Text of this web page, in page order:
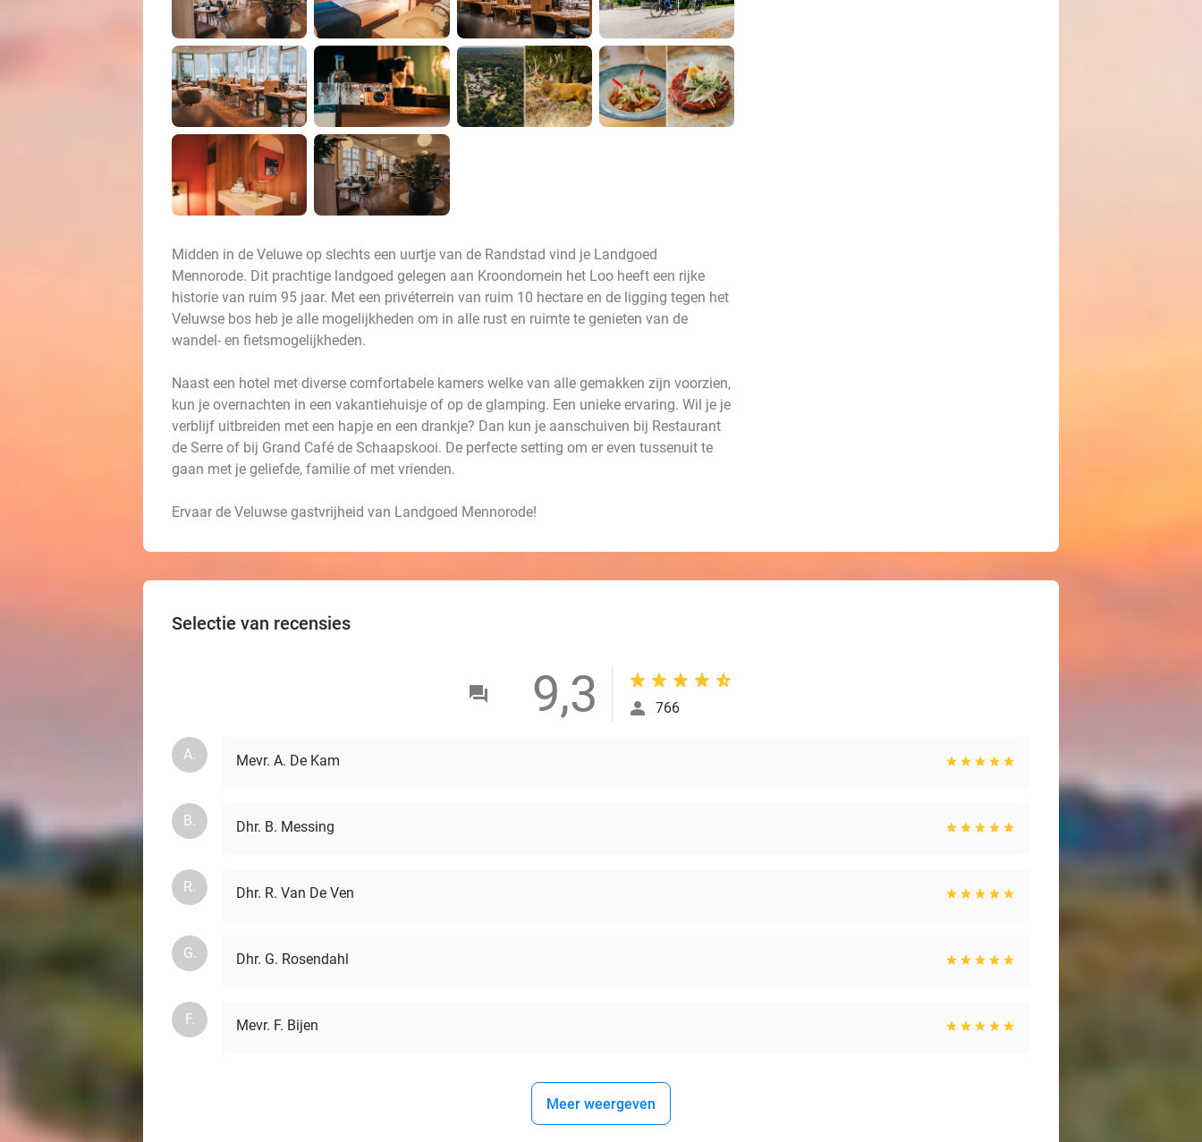
Midden in de Veluwe op slechts een uurtje van de Randstad vind je Landgoed
Mennorode. Dit prachtige landgoed gelegen aan Kroondomein het Loo heeft een rijke
historie van ruim 95 jaar. Met een privéterrein van ruim 10 hectare en de ligging tegen het
Veluwse bos heb je alle mogelijkheden om in alle rust en ruimte te genieten van de
wandel- en fietsmogelijkheden.
Naast een hotel met diverse comfortabele kamers welke van alle gemakken zijn voorzien,
kun je overnachten in een vakantiehuisje of op de glamping. Een unieke ervaring. Wil je je
verblijf uitbreiden met een hapje en een drankje? Dan kun je aanschuiven bij Restaurant
de Serre of bij Grand Café de Schaapskooi. De perfecte setting om er even tussenuit te
gaan met je geliefde, familie of met vrienden.
Ervaar de Veluwse gastvrijheid van Landgoed Mennorode!
Selectie van recensies
9,3 766
A. Mevr. A. De Kam
B. Dhr. B. Messing
R. Dhr. R. Van De Ven
G. Dhr. G. Rosendahl
F. Mevr. F. Bijen
Meer weergeven